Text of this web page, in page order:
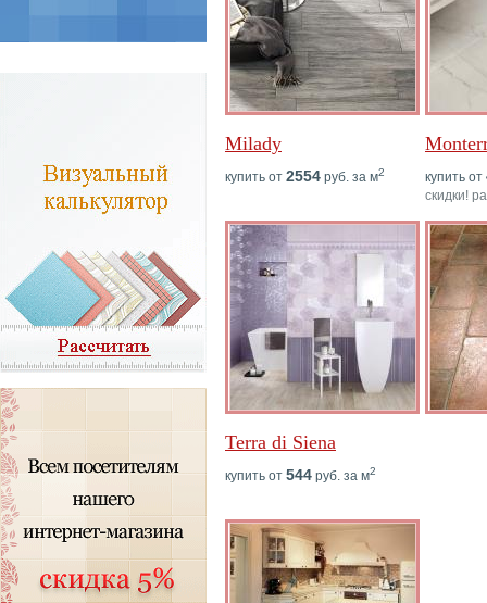
Milady
купить от 2554 руб. за м2 купить от
скидки!
Terra di Siena
купить от 544 руб. за м2